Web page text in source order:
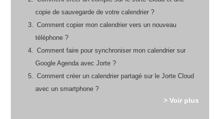
copie de sauvegarde de votre calendrier ?
Comment copier mon calendrier vers un nouveau
téléphone ?
Comment faire pour synchroniser mon calendrier sur
Google Agenda avec Jorte ?
Comment créer un calendrier partagé sur le Jorte Cloud
avec un smartphone ?
> Voir plus